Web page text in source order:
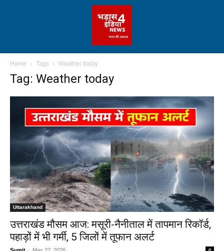
Home Tags Weather today
Tag: Weather today
Uttarakhand
उत्तराखंड मौसम आज: मसूरी-नैनीताल में तापमान रिकॉर्ड,
पहाड़ों में भी गर्मी, 5 जिलों में तूफान अलर्ट
Sumit - May 22, 2026